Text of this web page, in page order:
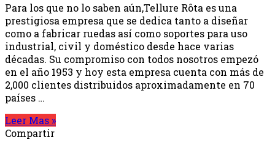
Para los que no lo saben aún,Tellure Rôta es una
prestigiosa empresa que se dedica tanto a diseñar
como a fabricar ruedas así como soportes para uso
industrial, civil y doméstico desde hace varias
décadas. Su compromiso con todos nosotros empezó
en el año 1953 y hoy esta empresa cuenta con más de
2,000 clientes distribuidos aproximadamente en 70
países …
Leer Mas »
Compartir